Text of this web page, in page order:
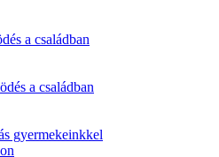
a családban
a családban
gyermekeinkkel